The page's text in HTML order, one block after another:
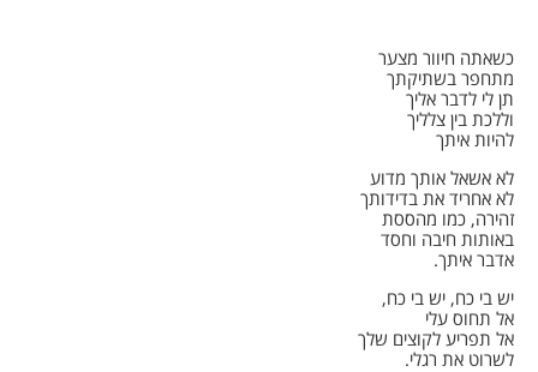
כשאתה חיוור מצער
מתחפר בשתיקתך
תן לי לדבר אליך
וללכת בין צלליך
להיות איתך
לא אשאל אותך מדוע
לא אחריד את בדידותך
זהירה, כמו מהססת
באותות חיבה וחסד
אדבר איתך.
יש בי כח, יש בי כח,
אל תחוס עלי
אל תפריע לקוצים שלך
לשרוט את רגלי.